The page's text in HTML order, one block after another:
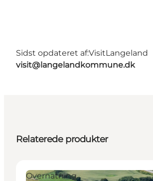
Sidst opdateret af:VisitLangeland
visit@langelandkommune.dk
Relaterede produkter
Overnatning